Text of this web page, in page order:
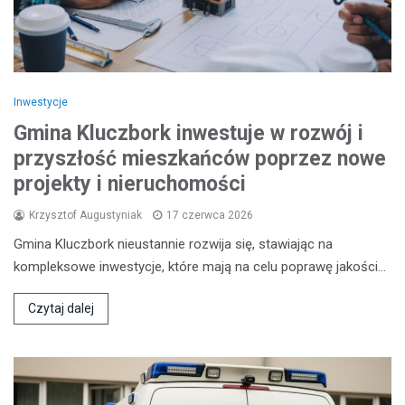
Inwestycje
Gmina Kluczbork inwestuje w rozwój i
przyszłość mieszkańców poprzez nowe
projekty i nieruchomości
Krzysztof Augustyniak 17 czerwca 2026
Gmina Kluczbork nieustannie rozwija się, stawiając na
kompleksowe inwestycje, które mają na celu poprawę jakości…
Czytaj dalej